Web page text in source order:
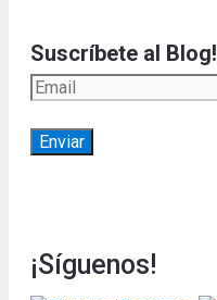
Suscríbete al Blog!
¡Síguenos!